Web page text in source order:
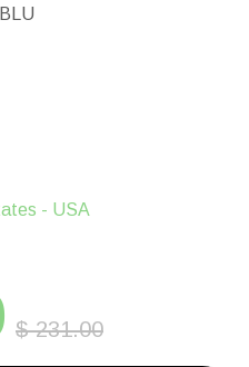
- USA
$ 231.00